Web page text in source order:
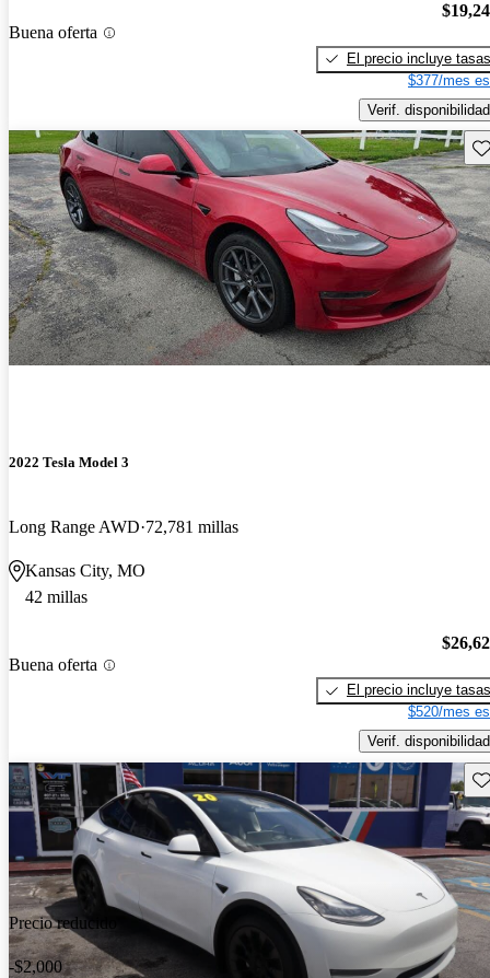
Buena oferta
El precio incluye tasas
$377/mes
Verif. disponibilidad
2022 Tesla Model 3
Long Range AWD 72,781 millas
Kansas City, MO
42 millas
Buena oferta
El precio incluye tasas
$520/mes
Verif. disponibilidad
Precio reducido
-$2,000